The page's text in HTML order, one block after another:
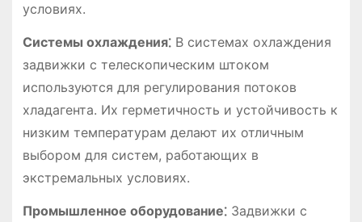
условиях.
Системы охлаждения⁚В системах охлаждения
задвижки с телескопическим штоком
используются для регулирования потоков
хладагента. Их герметичность и устойчивость к
низким температурам делают их отличным
выбором для систем, работающих в
экстремальных условиях.
Промышленное оборудование⁚Задвижки с